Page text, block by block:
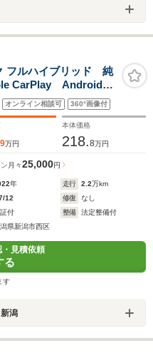
フルハイブリッド 純
CarPlay Android
グヒーター シートヒ
(サイドビュー機能付
ロール ETC
オンライン相談可 360°画像付
9万円
本体価格
218.8万円
月々25,000円
年 走行 2.2万km
12 修復
なし
付 整備
法定整備付
県新潟市西区
見積依頼
る
す
潟